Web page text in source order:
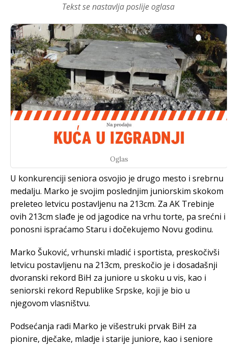
Tekst se nastavlja poslije oglasa
Oglas
U konkurenciji seniora osvojio je drugo mesto i srebrnu
medalju. Marko je svojim poslednjim juniorskim skokom
preleteo letvicu postavljenu na 213cm. Za AK Trebinje
ovih 213cm slađe je od jagodice na vrhu torte, pa srećni i
ponosni ispraćamo Staru i dočekujemo Novu godinu.
Marko Šuković, vrhunski mladić i sportista, preskočivši
letvicu postavljenu na 213cm, preskočio je i dosadašnji
dvoranski rekord BiH za juniore u skoku u vis, kao i
seniorski rekord Republike Srpske, koji je bio u
njegovom vlasništvu.
Podsećanja radi Marko je višestruki prvak BiH za
pionire, dječake, mladje i starije juniore, kao i seniore